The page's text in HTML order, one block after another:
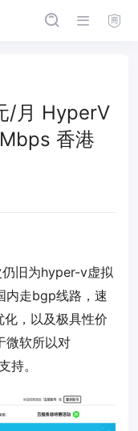
/月 HyperV
香港
旧为hyper-v虚拟
内走bgp线路，速
，以及极具性价
微软所以对
持。